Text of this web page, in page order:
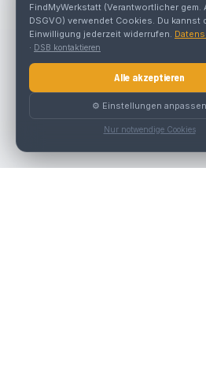
FindMyWerkstatt (Verantwortlicher gem.
DSGVO) verwendet Cookies. Du kannst
Einwilligung jederzeit widerrufen.
· DSB kontaktieren
Alle akzeptieren
⚙️ Einstellungen anpassen
Nur notwendige Cookies